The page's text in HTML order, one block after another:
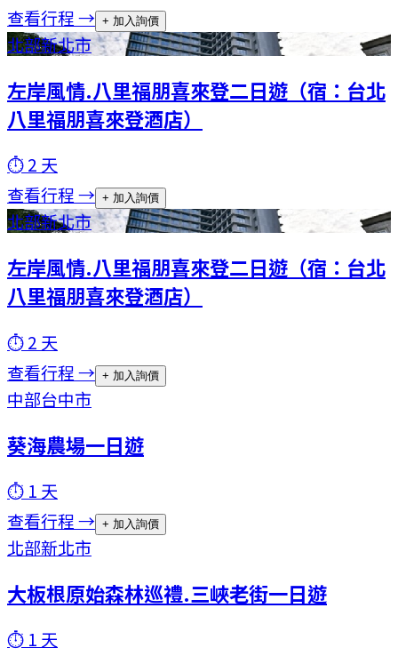
查看行程 → + 加入詢價
北部新北市
左岸風情.八里福朋喜來登二日遊（宿：台北
八里福朋喜來登酒店）
⏱2 天
查看行程 → + 加入詢價
北部新北市
左岸風情.八里福朋喜來登二日遊（宿：台北
八里福朋喜來登酒店）
⏱2 天
查看行程 → + 加入詢價
中部台中市
葵海農場一日遊
⏱ 1 天
查看行程 → + 加入詢價
北部新北市
大板根原始森林巡禮.三峽老街一日遊
⏱ 1 天